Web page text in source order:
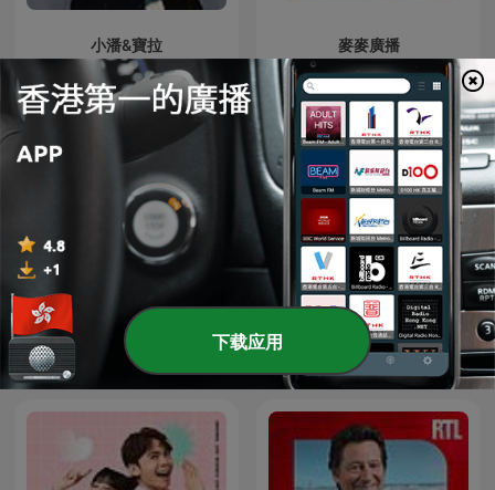
小潘&寶拉 麥麥廣播
Kumikinang na Tambalan
大久保佳代子とらぶぶら
LOVE
下载应用